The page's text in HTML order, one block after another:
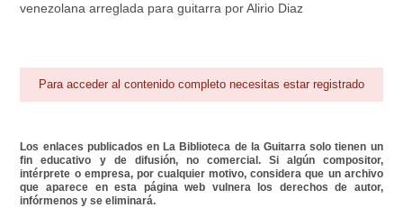
Área personal Reproductor
venezolana arreglada para guitarra por Alirio Diaz
Para acceder al contenido completo necesitas estar registrado
Los enlaces publicados en La Biblioteca de la Guitarra solo tienen un
fin educativo y de difusión, no comercial. Si algún compositor,
intérprete o empresa, por cualquier motivo, considera que un archivo
que aparece en esta página web vulnera los derechos de autor,
infórmenos y se eliminará.